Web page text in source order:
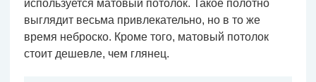
используется матовый потолок. Такое полотно
выглядит весьма привлекательно, но в то же
время неброско. Кроме того, матовый потолок
стоит дешевле, чем глянец.